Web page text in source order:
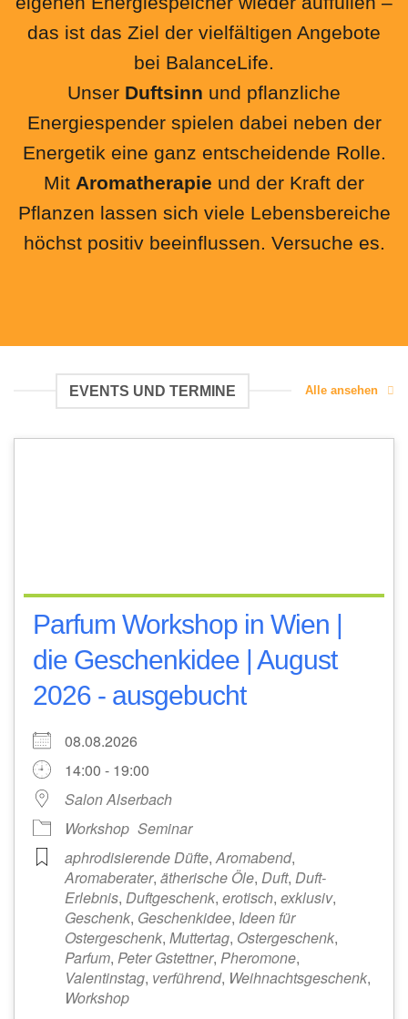
das ist das Ziel der vielfältigen Angebote
bei BalanceLife.
Unser Duftsinn und pflanzliche
Energiespender spielen dabei neben der
Energetik eine ganz entscheidende Rolle.
Mit Aromatherapie und der Kraft der
Pflanzen lassen sich viele Lebensbereiche
höchst positiv beeinflussen. Versuche es.
EVENTS UND TERMINE Alle ansehen
Parfum Workshop in Wien |
die Geschenkidee | August
2026 - ausgebucht
08.08.2026
14:00 - 19:00
Salon Alserbach
Workshop Seminar
aphrodisierende Düfte,Aromabend,
Aromaberater, ätherische Öle, Duft, Duft-
Erlebnis, Duftgeschenk, erotisch, exklusiv,
Geschenk, Geschenkidee, Ideen für
Ostergeschenk, Muttertag, Ostergeschenk,
Parfum, Peter Gstettner, Pheromone,
Valentinstag, verführend, Weihnachtsgeschenk,
Workshop